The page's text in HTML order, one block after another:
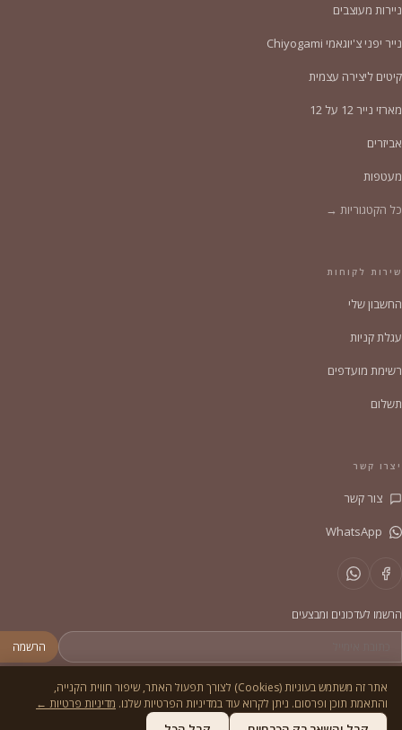
ניירות מעוצבים
נייר יפני צ'יוגאמי Chiyogami
קיטים ליצירה עצמית
מארזי נייר 12 על 12
אביזרים
מעטפות
כל הקטגוריות →
שירות לקוחות
החשבון שלי
עגלת קניות
רשימת מועדפים
תשלום
יצרו קשר
צור קשר
הרשמו לעדכונים ומבצעים
הרשמה
אתר זה משתמש בעוגיות (Cookies) לצורך תפעול האתר, שיפור חווית הקנייה,
והתאמת תוכן ופרסום. ניתן לקרוא עוד במדיניות הפרטיות שלנו. מדיניות פרטיות ←